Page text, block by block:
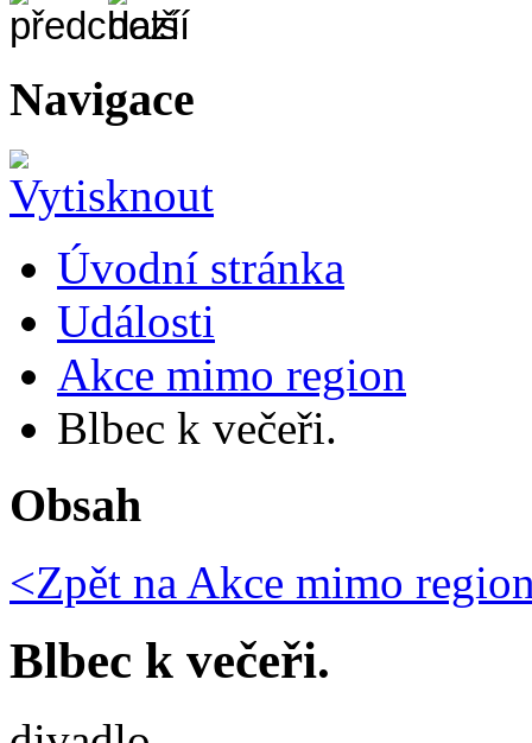
Navigace
Úvodní stránka
Události
Akce mimo region
Blbec k večeři.
Obsah
<Zpět na Akce mimo
Blbec k večeři.